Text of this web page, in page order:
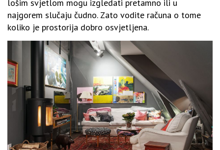
lošim svjetlom mogu izgledati pretamno ili u
najgorem slučaju čudno. Zato vodite računa o tome
koliko je prostorija dobro osvjetljena.